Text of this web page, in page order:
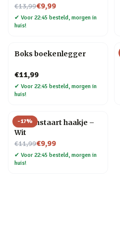
€13,99
Nu voor€9,99
✔ Voor 22:45 besteld, morgen in
huis!
Boks boekenlegger
€11,99
✔ Voor 22:45 besteld, morgen in
huis!
-17%
Kattenstaart haakje –
Wit
€11,99
Nu voor€9,99
✔ Voor 22:45 besteld, morgen in
huis!